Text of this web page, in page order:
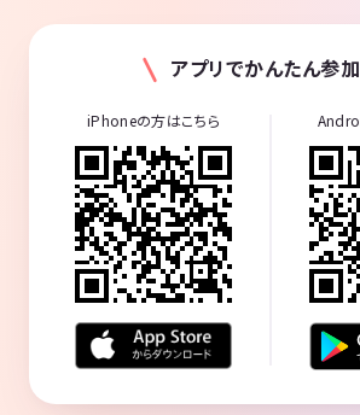
アプリでかんたん参加
iPhoneの方はこちら